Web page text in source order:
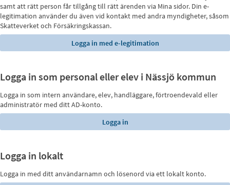
samt att rätt person får tillgång till rätt ärenden via Mina sidor. Din e-
legitimation använder du även vid kontakt med andra myndigheter, såsom
Skatteverket och Försäkringskassan.
Logga in som personal eller elev i Nässjö kommun
Logga in som intern användare, elev, handläggare, förtroendevald eller
administratör med ditt AD-konto.
Logga in lokalt
Logga in med ditt användarnamn och lösenord via ett lokalt konto.